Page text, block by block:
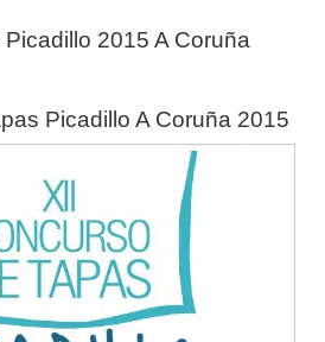
2015 A Coruña
Picadillo A Coruña 2015